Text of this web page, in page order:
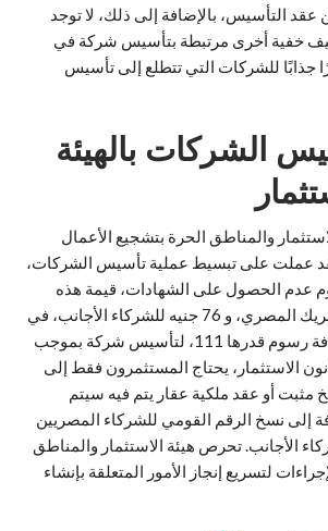
التأسيس، بالإضافة إلى ذلك، لا توجد
خفية أخرى مرتبطة بتأسيس شركة في
جذابًا للشركات التي تتطلع إلى تأسيس
الشركات بالهيئة
والمناطق الحرة بتشجيع الأعمال
عملت على تبسيط عملية تأسيس الشركات،
عدم الحصول على الشهادات، قيمة هذه
الرسوم 64 جنيه للشريك المصري، و 76 جنيه للشركاء الأجانب، في
حالة الفروع، تتم إضافة رسوم قدرها 111، لتأسيس شركة بموجب
الاستثمار، يحتاج المستثمرون فقط إلى
مثبت أو عقد ملكية عقار يتم فيه سيتم
إلى نسخ الرقم القومي للشركاء المصريين
الأجانب. تحرص هيئة الاستثمار والمناطق
لتسريع إنجاز الأمور المتعلقة بإنشاء